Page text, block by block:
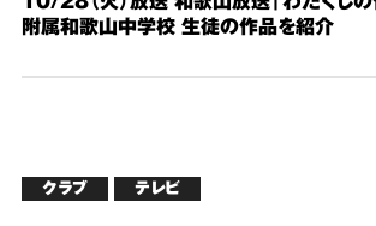
附属和歌山中学校 生徒の作品を紹介
クラブ テレビ